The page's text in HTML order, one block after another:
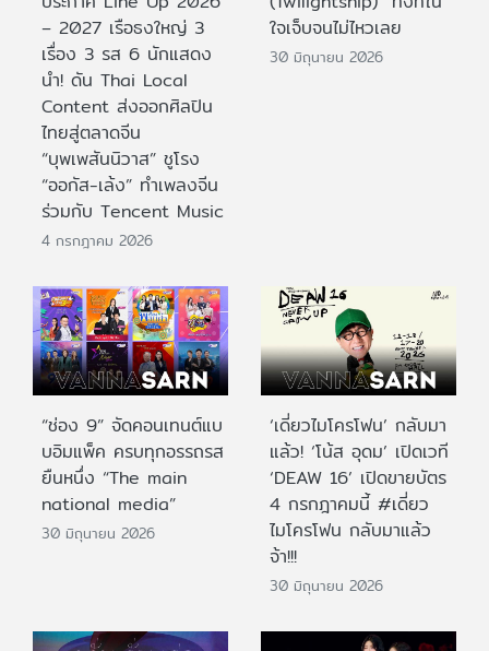
– 2027 เรือธงใหญ่ 3
เรื่อง 3 รส 6 นักแสดง
นำ! ดัน Thai Local
Content ส่งออกศิลปิน
ไทยสู่ตลาดจีน
“บุพเพสันนิวาส” ชูโรง
“ออกัส-เล้ง” ทำเพลงจีน
ร่วมกับ Tencent Music
4 กรกฎาคม 2026
ใจเจ็บจนไม่ไหวเลย
30 มิถุนายน 2026
“ช่อง 9” จัดคอนเทนต์แบ
บอิมแพ็ค ครบทุกอรรถรส
ยืนหนึ่ง “The main
national media”
30 มิถุนายน 2026
‘เดี่ยวไมโครโฟน’ กลับมา
แล้ว! ‘โน้ส อุดม’ เปิดเวที
‘DEAW 16’ เปิดขายบัตร
4 กรกฎาคมนี้ #เดี่ยว
ไมโครโฟน กลับมาแล้ว
จ้า!!!
30 มิถุนายน 2026